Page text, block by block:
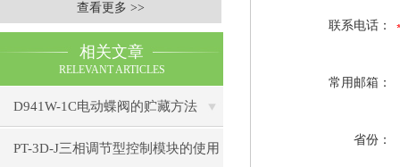
查看更多 >>
相关文章
RELEVANT ARTICLES
D941W-1C电动蝶阀的贮藏方法
PT-3D-J三相调节型控制模块的使用
联系电话：
常用邮箱：
省份：